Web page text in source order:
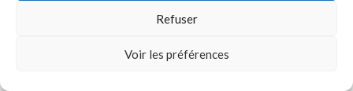
Refuser
Voir les préférences
Copyright © 2026 Goodvibes